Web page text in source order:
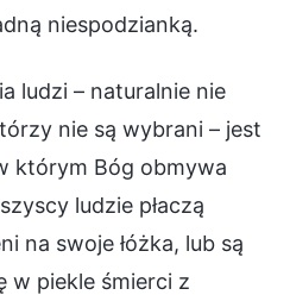
niespodzianką.
ludzi – naturalnie nie
nie są wybrani – jest
którym Bóg obmywa
ludzie płaczą
na swoje łóżka, lub są
w piekle śmierci z